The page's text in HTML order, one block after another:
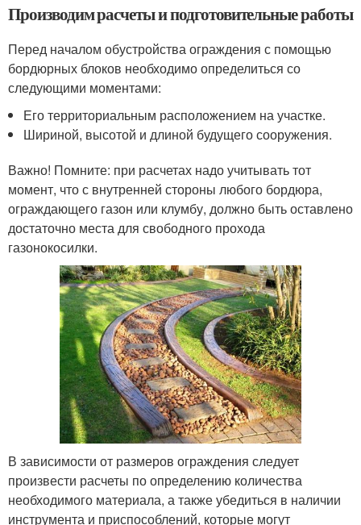
Производим расчеты и подготовительные работы
Перед началом обустройства ограждения с помощью
бордюрных блоков необходимо определиться со
следующими моментами:
Его территориальным расположением на участке.
Шириной, высотой и длиной будущего сооружения.
Важно! Помните: при расчетах надо учитывать тот
момент, что с внутренней стороны любого бордюра,
ограждающего газон или клумбу, должно быть оставлено
достаточно места для свободного прохода
газонокосилки.
В зависимости от размеров ограждения следует
произвести расчеты по определению количества
необходимого материала, а также убедиться в наличии
инструмента и приспособлений, которые могут